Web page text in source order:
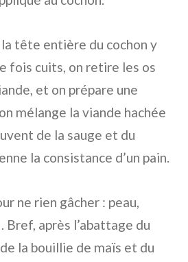
tête entière du cochon y
fois cuits, on retire les os
et on prépare une
mélange la viande hachée
de la sauge et du
la consistance d’un pain.
ne rien gâcher : peau,
après l’abattage du
la bouillie de maïs et du